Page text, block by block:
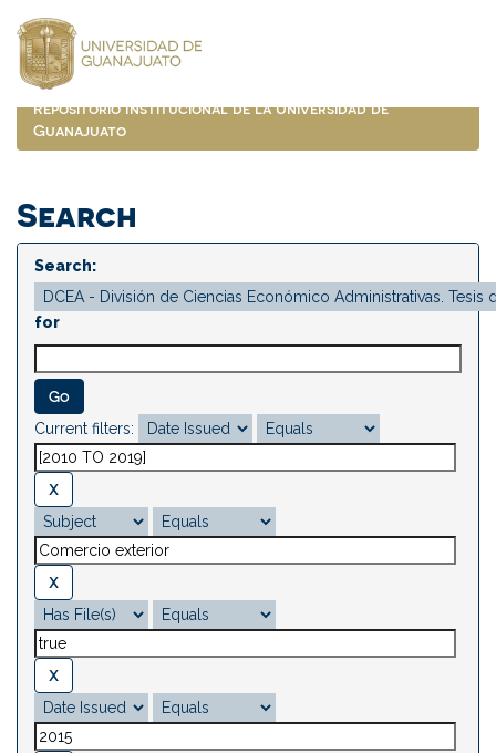
navigation
Repositorio Institucional de la Universidad de
Guanajuato
Search
Search:
for
Current filters: